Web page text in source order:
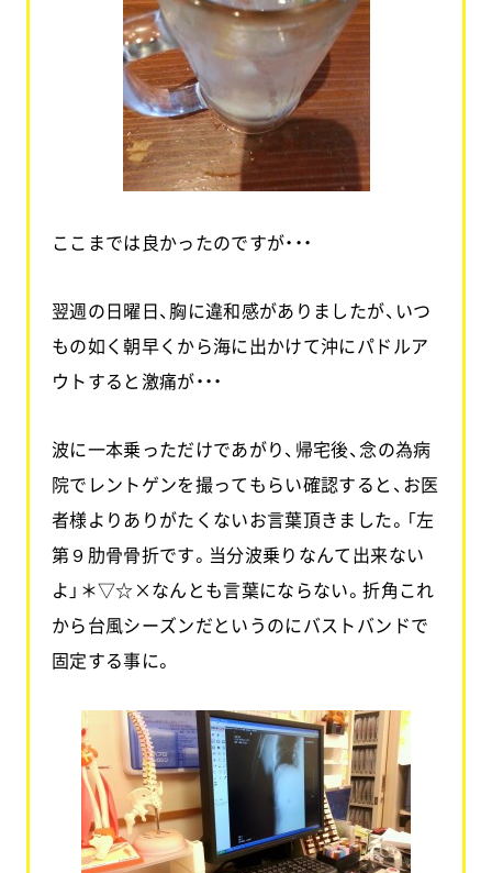
ここまでは良かったのですが・・・
翌週の日曜日、胸に違和感がありましたが、いつ
もの如く朝早くから海に出かけて沖にパドルア
ウトすると激痛が・・・
波に一本乗っただけであがり、帰宅後、念の為病
院でレントゲンを撮ってもらい確認すると、お医
者様よりありがたくないお言葉頂きました。「左
第９肋骨骨折です。当分波乗りなんて出来ない
よ」＊▽☆×なんとも言葉にならない。折角これ
から台風シーズンだというのにバストバンドで
固定する事に。